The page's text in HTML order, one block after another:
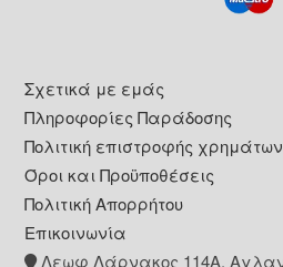
Footer
Σχετικά με εμάς
Πληροφορίες Παράδοσης
Πολιτική επιστροφής
Όροι και Προϋποθέσεις
Πολιτική Απορρήτου
Επικοινωνία
Λεωφ Λάρνακος 114Α,